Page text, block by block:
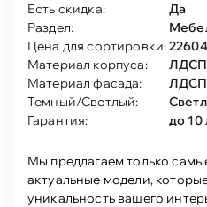
Есть скидка:
Да
Раздел:
Цена для сортировки:
Материал корпуса:
ЛДСП
Материал фасада:
Темный/Светлый:
Гарантия:
до 10
Мы предлагаем только
актуальные модели,
уникальность вашего